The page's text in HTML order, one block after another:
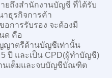
ยถึงสำนักงานบัญชี ที่ได้รับ
ธุรกิจการค้า
การรับรอง จะต้องมี
ด คือ
ญาตรีด้านบัญชีเท่านั้น
ปี และเป็น CPD(ผู้ทำบัญชี)
นเต็มและจบบัญชีบัณฑิต